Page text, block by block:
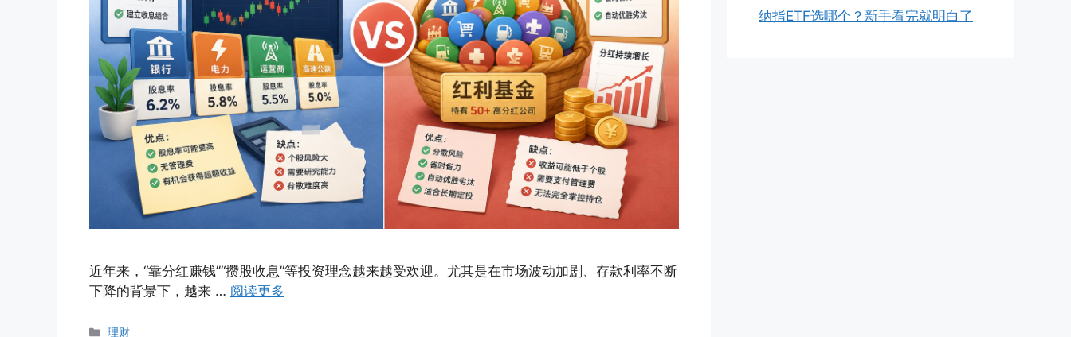
近年来，“靠分红赚钱”“攒股收息”等投资理念越来越受欢迎。尤其是在市场波动加剧、存款利率不断
下降的背景下，越来 … 阅读更多
分
理财
纳指ETF选哪个？新手看完就明白了